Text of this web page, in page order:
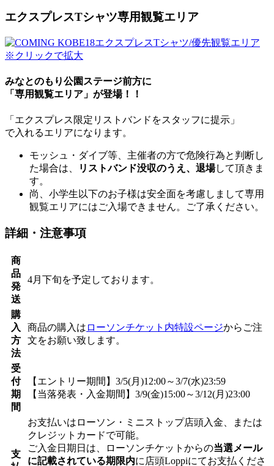
エクスプレスTシャツ専用観覧エリア
※クリックで拡大
みなとのもり公園ステージ前方に
「専用観覧エリア」が登場！！
「エクスプレス限定リストバンドをスタッフに提示」
で入れるエリアになります。
モッシュ・ダイブ等、主催者の方で危険行為と判断し
た場合は、
リストバンド没収のうえ、退場して頂きま
す。
尚、小学生以下のお子様は安全面を考慮しまして専用
観覧エリアにはご入場できません。ご了承ください。
詳細・注意事項
商
品
発
送
4月下旬を予定しております。
購
入
方
法
商品の購入は ローソンチケット内特設ページからご注
文をお願い致します。
受
付
期
間
【エントリー期間】3/5(月)12:00～3/7(水)23:59
【当落発表・入金期間】3/9(金)15:00～3/12(月)23:00
支
お支払いはローソン・ミニストップ店頭入金、または
クレジットカードで可能。
ご入金日期日は、ローソンチケットからの当選メール
に記載されている期限内に店頭Loppiにてお支払くださ